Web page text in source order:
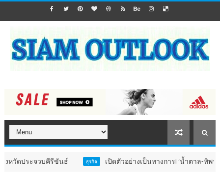
บคีรีขันธ์ ธุรกิจ เปิดตัวอย่างเป็นทางการ! ‘น้ำตาล-ทิพนารี’ ขึ้นแท่น